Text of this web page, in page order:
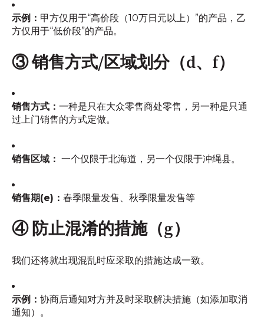
示例： 甲方仅用于“高价段（10万日元以上）”的产品，乙
方仅用于“低价段”的产品。
③ 销售方式/区域划分（d、f）
销售方式： 一种是只在大众零售商处零售，另一种是只通
过上门销售的方式定做。
销售区域： 一个仅限于北海道，另一个仅限于冲绳县。
销售期(e)： 春季限量发售、秋季限量发售等
④ 防止混淆的措施（g）
我们还将就出现混乱时应采取的措施达成一致。
示例： 协商后通知对方并及时采取解决措施（如添加取消
通知）。